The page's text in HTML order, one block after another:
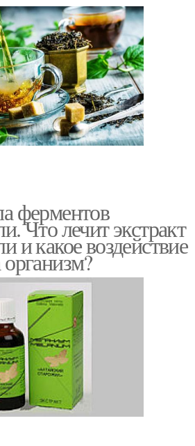
ферментов
Что лечит экстракт
и какое воздействие